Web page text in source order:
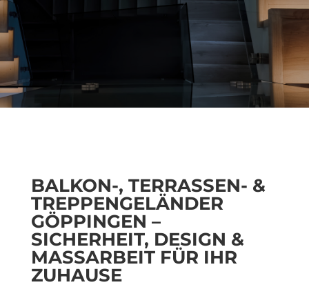
BALKON-, TERRASSEN- &
TREPPENGELÄNDER
GÖPPINGEN –
SICHERHEIT, DESIGN &
MASSARBEIT FÜR IHR Z
UHAUSE